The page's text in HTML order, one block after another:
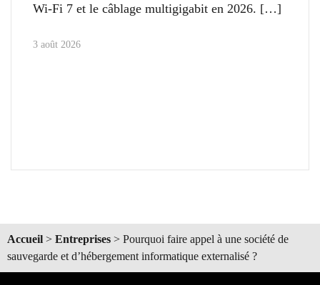
Wi-Fi 7 et le câblage multigigabit en 2026.
3 août 2026
Accueil > Entreprises > Pourquoi faire appel à une société de
sauvegarde et d’hébergement informatique externalisé ?